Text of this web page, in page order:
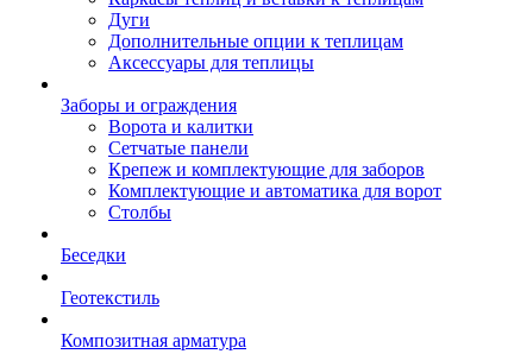
Дуги
Дополнительные опции к теплицам
Аксессуары для теплицы
Заборы и ограждения
Ворота и калитки
Сетчатые панели
Крепеж и комплектующие для заборов
Комплектующие и автоматика для ворот
Столбы
Беседки
Геотекстиль
Композитная арматура